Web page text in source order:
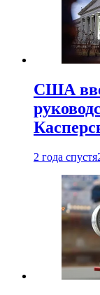
США
2 года спустя